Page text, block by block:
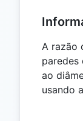
A razão
paredes
ao
usando